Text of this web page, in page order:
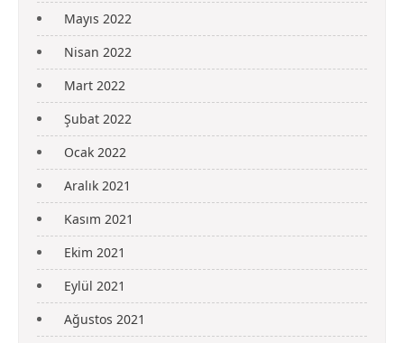
Mayıs 2022
Nisan 2022
Mart 2022
Şubat 2022
Ocak 2022
Aralık 2021
Kasım 2021
Ekim 2021
Eylül 2021
Ağustos 2021